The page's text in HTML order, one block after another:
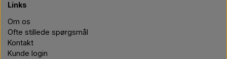
Links
Om os
Ofte stillede spørgsmål
Kontakt
Kunde login